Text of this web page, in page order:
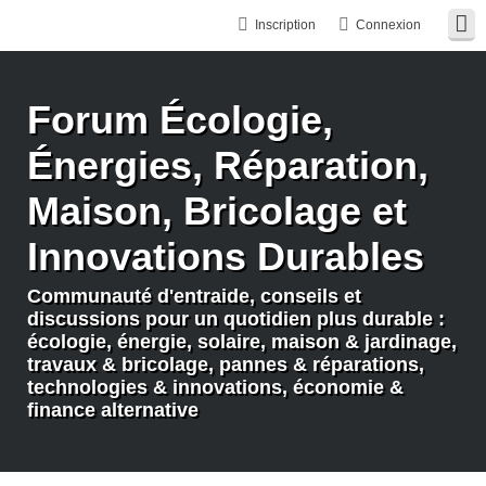
Connexion
Inscription
Forum Écologie,
Énergies, Réparation,
Maison, Bricolage et
Innovations Durables
Communauté d'entraide, conseils et
discussions pour un quotidien plus durable :
écologie, énergie, solaire, maison & jardinage,
travaux & bricolage, pannes & réparations,
technologies & innovations, économie &
finance alternative